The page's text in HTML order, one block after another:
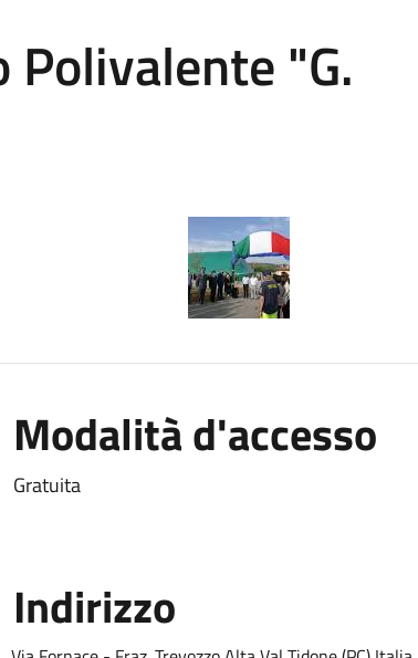
Polivalente "G.
Modalità d'accesso
Gratuita
Indirizzo